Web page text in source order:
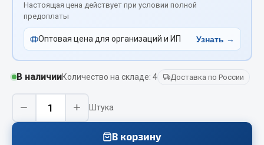
Подогреватели тосола
Весь раздел
Автотовары
Автозвук
Автокаталоги
Аксессуары автомобильные
Настоящая цена действует при условии полной
предоплаты
Оптовая цена для организаций и ИП Узнать →
В наличииКоличество на складе: 4 Доставка по России
− + Штука
В корзину